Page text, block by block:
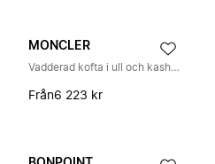
MONCLER
Vadderad kofta i ull och kashmir med dragkedja
Från6 223 kr